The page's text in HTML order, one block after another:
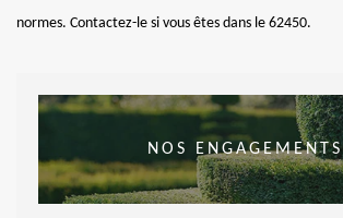
normes. Contactez-le si vous êtes dans le 62450.
NOS ENGAGEMENTS